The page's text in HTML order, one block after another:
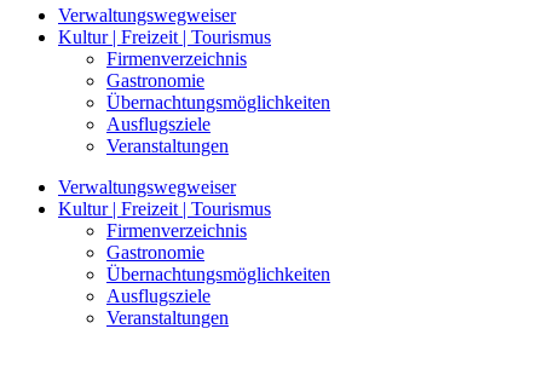
Verwaltungswegweiser
Kultur | Freizeit | Tourismus
Firmenverzeichnis
Gastronomie
Übernachtungsmöglichkeiten
Ausflugsziele
Veranstaltungen
Verwaltungswegweiser
Kultur | Freizeit | Tourismus
Firmenverzeichnis
Gastronomie
Übernachtungsmöglichkeiten
Ausflugsziele
Veranstaltungen